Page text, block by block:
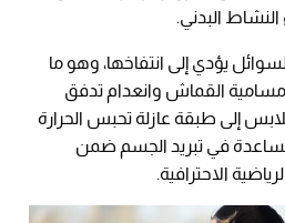
النشاط البدني.
يؤدي إلى انتفاخها، وهو ما
القماش وانعدام تدفق
إلى طبقة عازلة تحبس الحرارة
في تبريد الجسم ضمن
الاحترافية.